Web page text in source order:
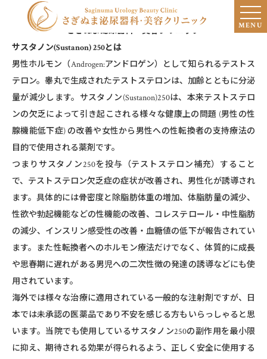
MENU
筋肉増強外来で使用する薬剤について
〜さぎぬま泌尿器科・美容クリニック〜
サスタノン(Sustanon) 250とは
男性ホルモン（Androgen:アンドロゲン）として知られるテストス
テロン。睾丸で⽣成されたテストステロンは、加齢とともに分泌
量が減少します。サスタノン(Sustanon)250は、本来テストステロ
ンの⽋乏によって引き起こされる様々な健康上の問題 (男性の性
腺機能低下症) の改善や⼥性から男性への性転換者の⽀持療法の
目的で使用される薬剤です。
つまりサスタノン250を投与（テストステロン補充）すること
で、テストステロン欠乏症の症状が改善され、男性化が誘導され
ます。具体的には骨密度と除脂肪体重の増加、体脂肪量の減少、
性欲や勃起機能などの性機能の改善、コレステロール・中性脂肪
の減少、インスリン感受性の改善・血糖値の低下が報告されてい
ます。また性転換者へのホルモン療法だけでなく、体質的に成長
や思春期に遅れがある男児への二次性徴の発達の誘導などにも使
用されています。
海外では様々な治療に適用されている一般的な注射剤ですが、日
本では未承認の医薬品であり不安を感じる方もいらっしゃると思
います。当院でも使用しているサスタノン250の副作用を最小限
に抑え、期待される効果が得られるよう、正しく安全に使用する